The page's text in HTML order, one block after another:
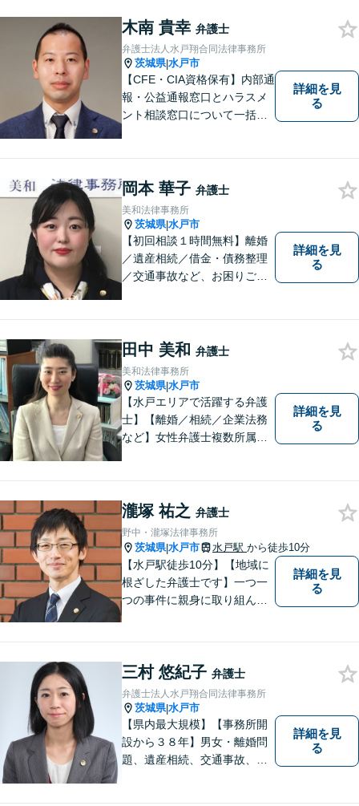
木南 貴幸 弁護士
弁護士法人水戸翔合同法律事務所
茨城県|水戸市
【CFE・CIA資格保有】内部通
報・公益通報窓口とハラスメ
ント相談窓口について一括対
詳細を見
る
岡本 華子 弁護士
美和法律事務所
茨城県|水戸市
【初回相談１時間無料】離婚
／遺産相続／借金・債務整理
／交通事故など、お困りごと
ートします。
詳細を見
る
田中 美和 弁護士
美和法律事務所
茨城県|水戸市
【水戸エリアで活躍する弁護
士】【離婚／相続／企業法務
など】女性弁護士複数所属／
いたします。お困りごとがあ
ればお気軽にご相談くださ
い。
詳細を見
る
瀧塚 祐之 弁護士
野中・瀧塚法律事務所
茨城県|水戸市 水戸駅 から徒歩10分
【水戸駅徒歩10分】【地域に
根ざした弁護士です】一つ一
つの事件に親身に取り組んで
把握した上で、正当な権利を
守るために丁寧な対応を致し
ます。
詳細を見
る
三村 悠紀子 弁護士
弁護士法人水戸翔合同法律事務所
茨城県|水戸市
【県内最大規模】【事務所開
設から３８年】男女・離婚問
題、遺産相続、交通事故、労
詳細を見
る